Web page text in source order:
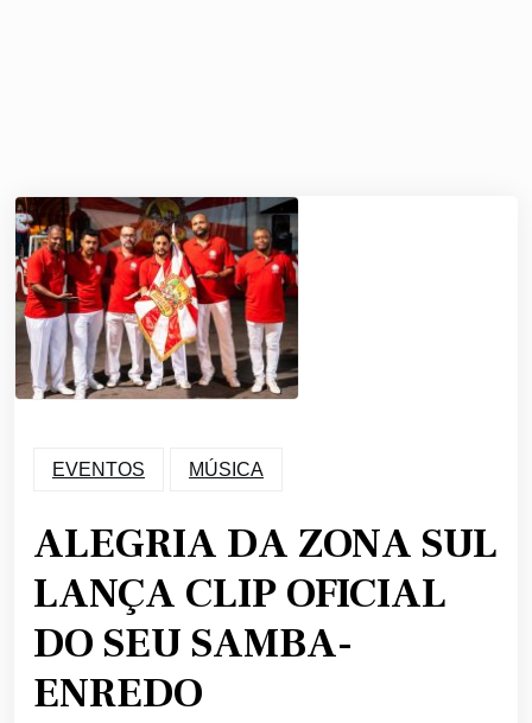
EVENTOS MÚSICA
ALEGRIA DA ZONA SUL
LANÇA CLIP OFICIAL
DO SEU SAMBA-
ENREDO